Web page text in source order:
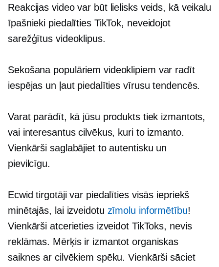
Reakcijas video var būt lielisks veids, kā veikalu
īpašnieki piedalīties TikTok, neveidojot
sarežģītus videoklipus.
Sekošana populāriem videoklipiem var radīt
iespējas un ļaut piedalīties vīrusu tendencēs.
Varat parādīt, kā jūsu produkts tiek izmantots,
vai interesantus cilvēkus, kuri to izmanto.
Vienkārši saglabājiet to autentisku un
pievilcīgu.
Ecwid tirgotāji var piedalīties visās iepriekš
minētajās, lai izveidotu zīmolu informētību!
Vienkārši atcerieties izveidot TikToks, nevis
reklāmas. Mērķis ir izmantot organiskas
saiknes ar cilvēkiem spēku. Vienkārši sāciet